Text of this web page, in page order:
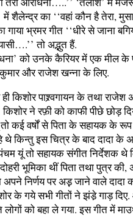
में शैलेन्द्र का ‘‘वहां कौन है तेरा,
गाया भ्रमर गीत ‘‘धीरे से जाना
तो अद्भुत हैं.
को उनके कैरियर में एक मील
और राजेश खन्ना के लिए.
किशोर पाश्र्वगायन के तथा
ने रफ़ी को काफी पीछे छोड़
कई वर्षों से पिता के सहायक के
किन्तु इस चित्र के बाद दादा के
यूं तो सहायक संगीत निर्देशक
भूमिका थीं पिता तथा पुत्र
अपने निर्णय पर अड़़ जाने वाले
के गये सभी गीतों ने झंडे़ गाड़
लोगों को बहा ले गया. इस गीत में